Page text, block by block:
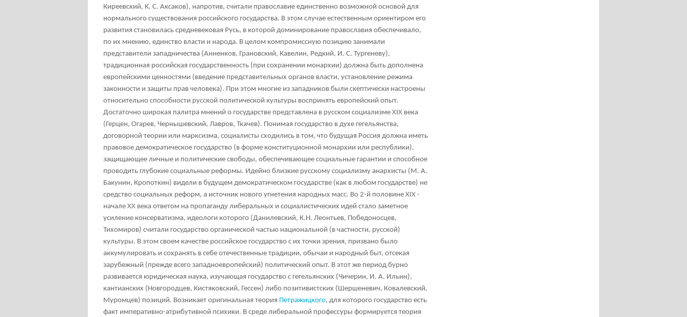
Киреевский, К. С. Аксаков), напротив, считали православие единственно возможной основой для
нормального существования российского государства. В этом случае естественным ориентиром его
развития становилась средневековая Русь, в которой доминирование православия обеспечивало,
по их мнению, единство власти и народа. В целом компромиссную позицию занимали
представители западничества (Анненков, Грановский, Кавелин, Редкий, И. С. Тургеневу),
традиционная российская государственность (при сохранении монархии) должна быть дополнена
европейскими ценностями (введение представительных органов власти, установление режима
законности и защиты прав человека). При этом многие из западников были скептически настроены
относительно способности русской политической культуры воспринять европейский опыт.
Достаточно широкая палитра мнений о государстве представлена в русском социализме XIX века
(Герцен, Огарев, Чернышевский, Лавров, Ткачев). Понимая государство в духе гегельянства,
договорной теории или марксизма, социалисты сходились в том, что будущая Россия должна иметь
правовое демократическое государство (в форме конституционной монархии или республики),
защищающее личные и политические свободы, обеспечивающее социальные гарантии и способное
проводить глубокие социальные реформы. Идейно близкие русскому социализму анархисты (М. А.
Бакунин, Кропоткин) видели в будущем демократическом государстве (как в любом государстве) не
средство социальных реформ, а источник нового угнетения народных масс. Во 2-й половине XIX -
начале XX века ответом на пропаганду либеральных и социалистических идей стало заметное
усиление консерватизма, идеологи которого (Данилевский, К.Н. Леонтьев, Победоносцев,
Тихомиров) считали государство органической частью национальной (в частности, русской)
культуры. В этом своем качестве российское государство с их точки зрения, призвано было
аккумулировать и сохранять в себе отечественные традиции, обычаи и народный быт, отсекая
зарубежный (прежде всего западноевропейский) политический опыт. В этот же период бурно
развивается юридическая наука, изучающая государство с гегельянских (Чичерин, И. А. Ильин),
кантианских (Новгородцев, Кистяковский, Гессен) либо позитивистских (Шершеневич, Ковалевский,
Муромцев) позиций. Возникает оригинальная теория Петражицкого, для которого государство есть
факт императивно-атрибутивной психики. В среде либеральной профессуры формируется теория